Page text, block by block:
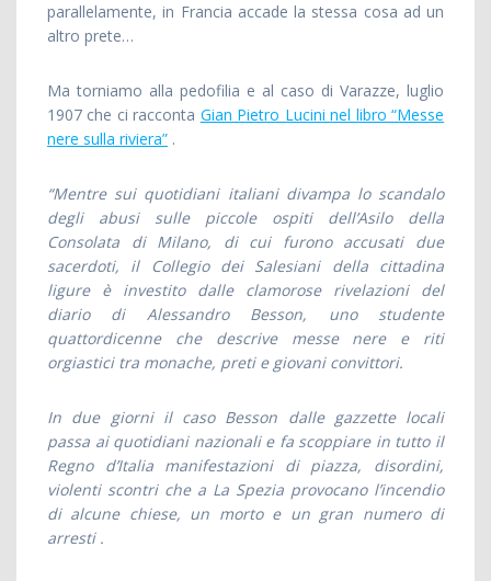
parallelamente, in Francia accade la stessa cosa ad un
altro prete…
Ma torniamo alla pedofilia e al caso di Varazze, luglio
1907 che ci racconta Gian Pietro Lucini nel libro “Messe
nere sulla riviera” .
“Mentre sui quotidiani italiani divampa lo scandalo
degli abusi sulle piccole ospiti dell’Asilo della
Consolata di Milano, di cui furono accusati due
sacerdoti, il Collegio dei Salesiani della cittadina
ligure è investito dalle clamorose rivelazioni del
diario di Alessandro Besson, uno studente
quattordicenne che descrive messe nere e riti
orgiastici tra monache, preti e giovani convittori.
In due giorni il caso Besson dalle gazzette locali
passa ai quotidiani nazionali e fa scoppiare in tutto il
Regno d’Italia manifestazioni di piazza, disordini,
violenti scontri che a La Spezia provocano l’incendio
di alcune chiese, un morto e un gran numero di
arresti .